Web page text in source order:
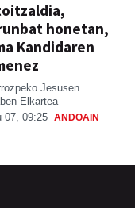
honetan,
Kandidaren
Jesusen
Elkartea
07, 09:25 ANDOAIN